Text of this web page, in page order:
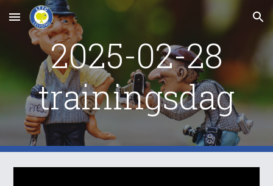
Skip to main content Skip to navigation
2025-02-28
trainingsdag